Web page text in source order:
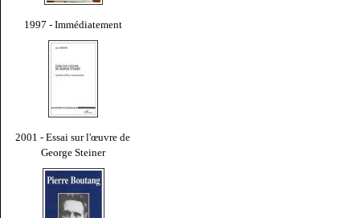
1997 - Immédiatement
2001 - Essai sur l'œuvre de
George Steiner